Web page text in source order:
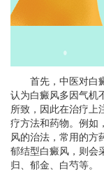
首先，中医对白癜
认为白癜风多因气机
所致，因此在治疗上
疗方法和药物。例如
风的治法，常用的方
郁结型白癜风，则会
归、郁金、白芍等。